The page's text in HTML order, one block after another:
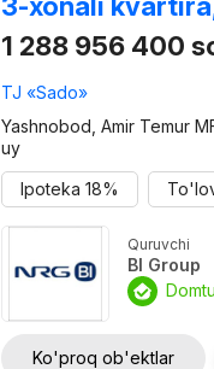
1 288 956 400
TJ «Sado»
Yashnobod, Amir Temur
uy
Ipoteka18%
Quruvchi
BI Group
Ko'proq ob'ektlar